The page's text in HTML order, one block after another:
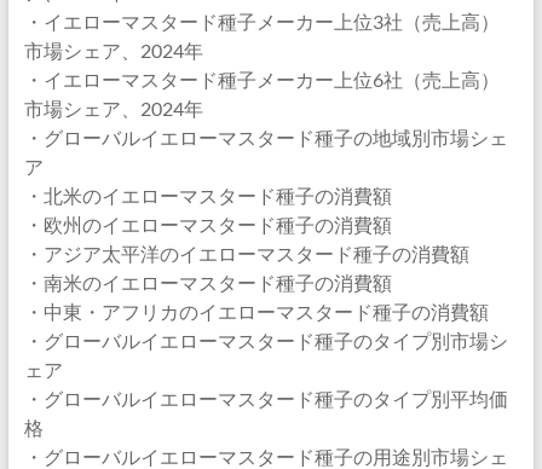
・イエローマスタード種子メーカー上位3社（売上高）
市場シェア、2024年
・イエローマスタード種子メーカー上位6社（売上高）
市場シェア、2024年
・グローバルイエローマスタード種子の地域別市場シェ
ア
・北米のイエローマスタード種子の消費額
・欧州のイエローマスタード種子の消費額
・アジア太平洋のイエローマスタード種子の消費額
・南米のイエローマスタード種子の消費額
・中東・アフリカのイエローマスタード種子の消費額
・グローバルイエローマスタード種子のタイプ別市場シ
ェア
・グローバルイエローマスタード種子のタイプ別平均価
格
・グローバルイエローマスタード種子の用途別市場シェ